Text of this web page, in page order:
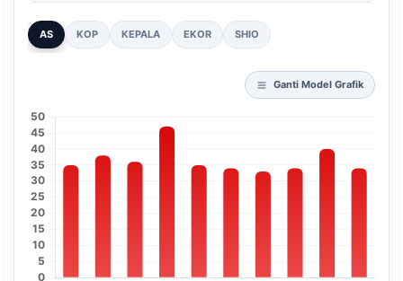
AS KOP KEPALA EKOR SHIO
Ganti Model Grafik